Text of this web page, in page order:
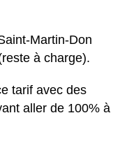
Martin-Don
à charge).
tarif avec des
aller de 100% à